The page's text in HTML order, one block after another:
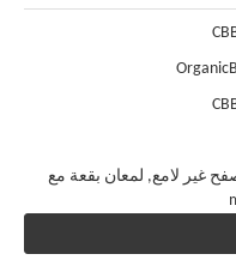
غير لامع, لمعان بقعة مع